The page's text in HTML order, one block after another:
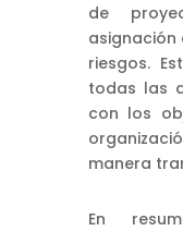
de
asignación
riesgos.
todas las
con los
manera
En